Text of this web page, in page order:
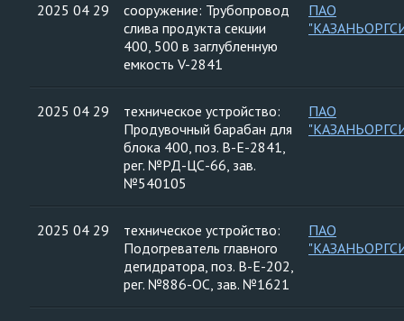
2025 04 29
сооружение: Трубопровод
слива продукта секции
400, 500 в заглубленную
емкость V-2841
ПАО
2025 04 29
техническое устройство:
Продувочный барабан для
блока 400, поз. В-Е-2841,
рег. №РД-ЦС-66, зав.
№540105
ПАО
2025 04 29
техническое устройство:
Подогреватель главного
дегидратора, поз. В-Е-202,
рег. №886-ОС, зав. №1621
ПАО